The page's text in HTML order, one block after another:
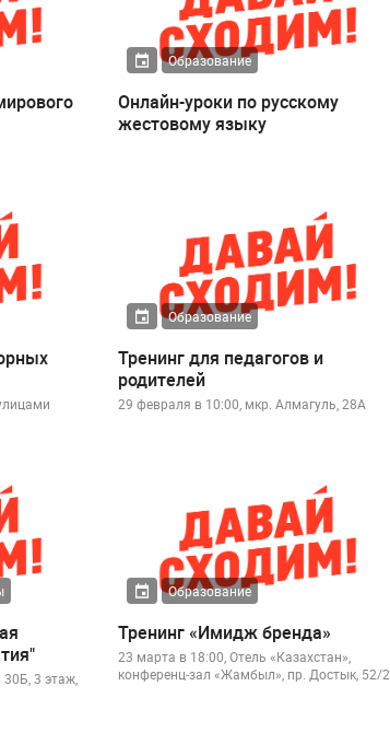
Образование
Онлайн-уроки по русскому
жестовому языку
Образование
Тренинг для педагогов и
родителей
29 февраля в 10:00, мкр. Алмагуль, 28А
3 этаж,
Образование
Тренинг «Имидж бренда»
23 марта в 18:00, Отель «Казахстан»,
конференц-зал «Жамбыл», пр. Достык, 52/2